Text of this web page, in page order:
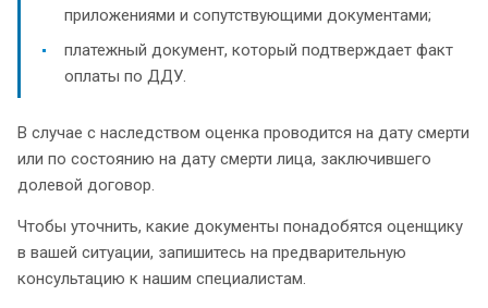
приложениями и сопутствующими документами;
платежный документ, который подтверждает факт
оплаты по ДДУ.
В случае с наследством оценка проводится на дату смерти
или по состоянию на дату смерти лица, заключившего
долевой договор.
Чтобы уточнить, какие документы понадобятся оценщику
в вашей ситуации, запишитесь на предварительную
консультацию к нашим специалистам.